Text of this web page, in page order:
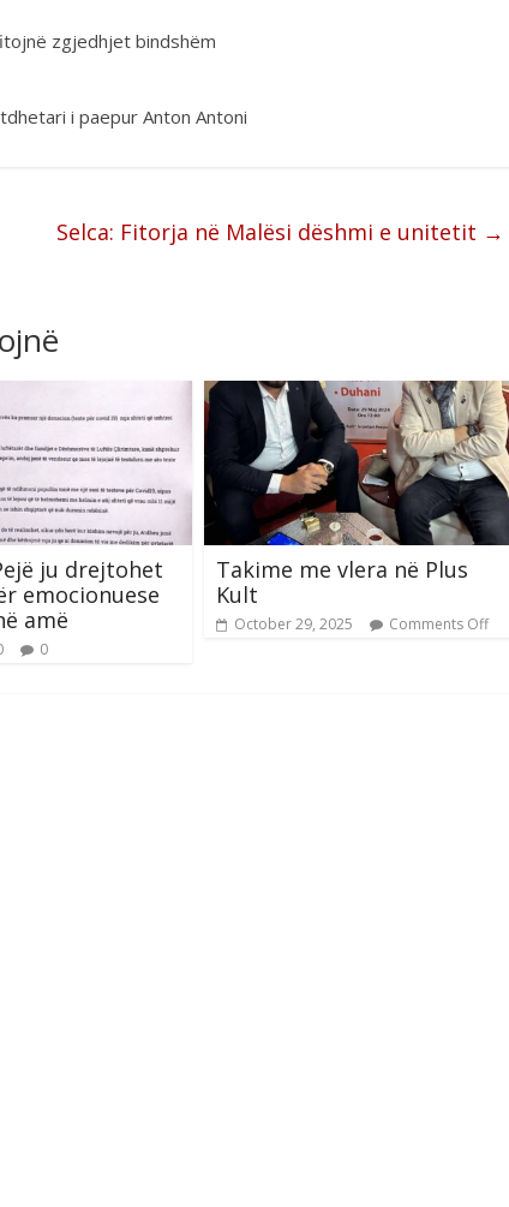
zgjedhjet bindshëm
i paepur Anton Antoni
Selca: Fitorja në Malësi dëshmi e unitetit →
ju drejtohet
emocionuese
amë
0
Takime me vlera në Plus
Kult
October 29, 2025 Comments Off